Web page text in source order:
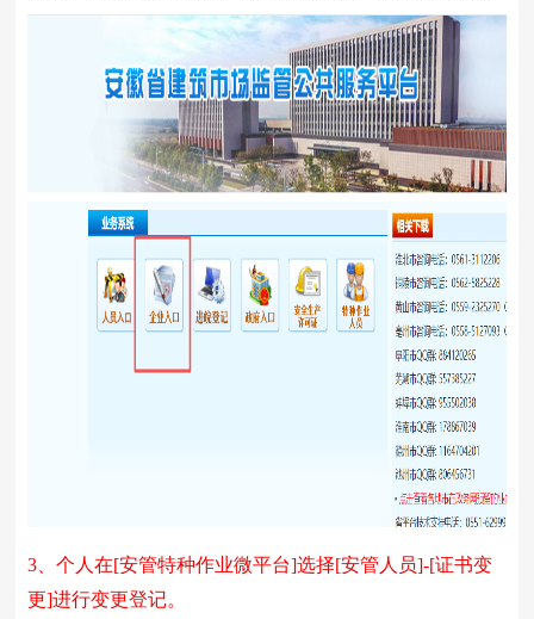
3 、个人在[安管特种作业微平台]选择[安管人员]-[证书变
更]进行变更登记。